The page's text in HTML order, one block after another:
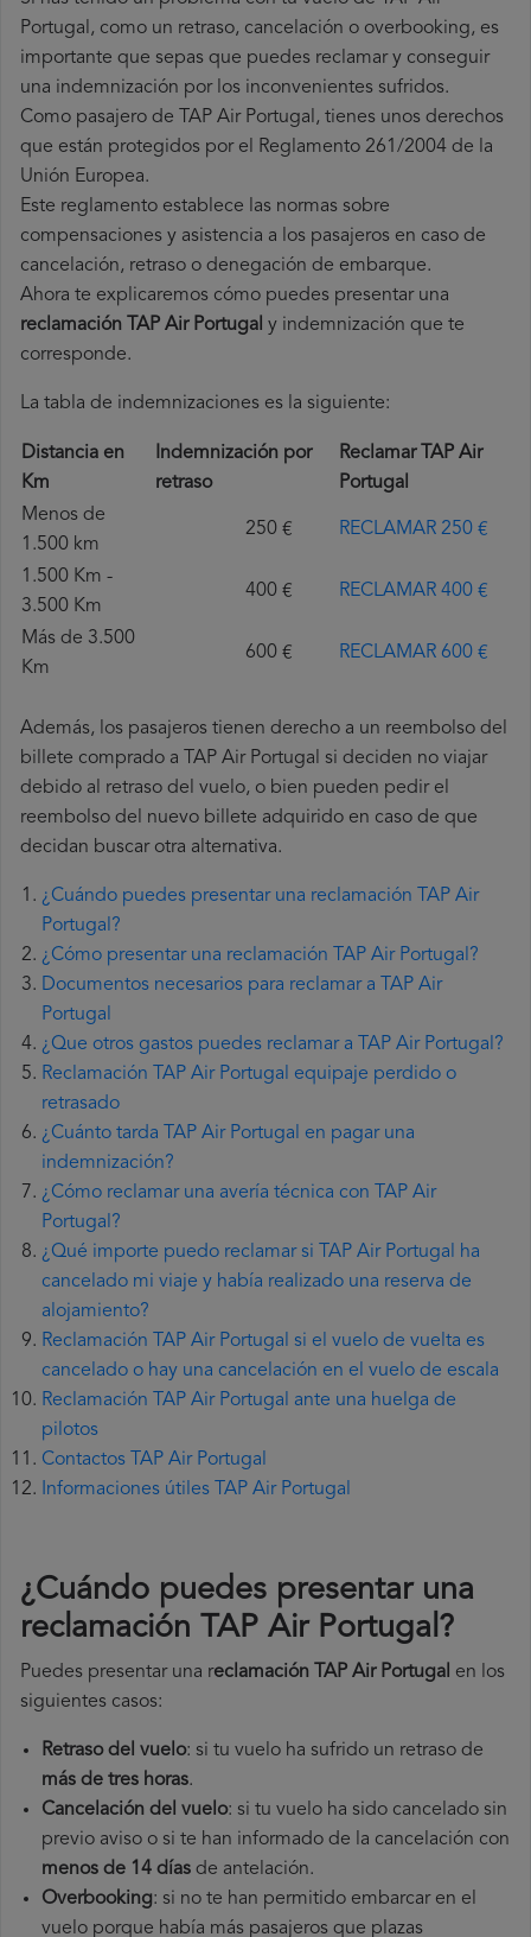
Portugal, como un retraso, cancelación o overbooking, es
importante que sepas que puedes reclamar y conseguir
una indemnización por los inconvenientes sufridos.
Como pasajero de TAP Air Portugal, tienes unos derechos
que están protegidos por el Reglamento 261/2004 de la
Unión Europea.
Este reglamento establece las normas sobre
compensaciones y asistencia a los pasajeros en caso de
cancelación, retraso o denegación de embarque.
Ahora te explicaremos cómo puedes presentar una
reclamación TAP Air Portugal y indemnización que te
corresponde.
La tabla de indemnizaciones es la siguiente:
Distancia en
Km
Indemnización por
retraso
Reclamar TAP Air
Portugal
Menos de
1.500 km
250 € RECLAMAR 250 €
1.500 Km -
3.500 Km
400 € RECLAMAR 400 €
Más de 3.500
Km
600 € RECLAMAR 600 €
Además, los pasajeros tienen derecho a un reembolso del
billete comprado a TAP Air Portugal si deciden no viajar
debido al retraso del vuelo, o bien pueden pedir el
reembolso del nuevo billete adquirido en caso de que
decidan buscar otra alternativa.
¿Cuándo puedes presentar una reclamación TAP Air
Portugal?
¿Cómo presentar una reclamación TAP Air Portugal?
Documentos necesarios para reclamar a TAP Air
Portugal
¿Que otros gastos puedes reclamar a TAP Air Portugal?
Reclamación TAP Air Portugal equipaje perdido o
retrasado
¿Cuánto tarda TAP Air Portugal en pagar una
indemnización?
¿Cómo reclamar una avería técnica con TAP Air
Portugal?
¿Qué importe puedo reclamar si TAP Air Portugal ha
cancelado mi viaje y había realizado una reserva de
alojamiento?
Reclamación TAP Air Portugal si el vuelo de vuelta es
cancelado o hay una cancelación en el vuelo de escala
Reclamación TAP Air Portugal ante una huelga de
pilotos
Contactos TAP Air Portugal
Informaciones útiles TAP Air Portugal
¿Cuándo puedes presentar una
reclamación TAP Air Portugal?
Puedes presentar una reclamación TAP Air Portugal en los
siguientes casos:
Retraso del vuelo: si tu vuelo ha sufrido un retraso de
más de tres horas.
Cancelación del vuelo: si tu vuelo ha sido cancelado sin
previo aviso o si te han informado de la cancelación con
menos de 14 días de antelación.
Overbooking: si no te han permitido embarcar en el
vuelo porque había más pasajeros que plazas